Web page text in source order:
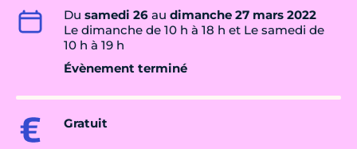
Du samedi 26 au dimanche 27 mars 2022
Le dimanche de 10 h à 18 h et Le samedi de
10 h à 19 h
Évènement terminé
Gratuit